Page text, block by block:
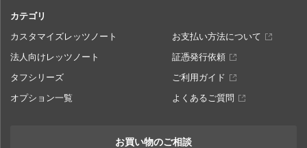
カテゴリ
カスタマイズレッツノート
お支払い方法について
法人向けレッツノート
証憑発行依頼
タフシリーズ
ご利用ガイド
オプション一覧
よくあるご質問
お買い物のご相談